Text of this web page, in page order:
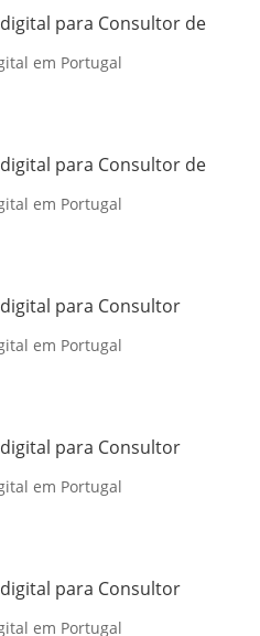
para Consultor de
em Portugal
para Consultor de
em Portugal
para Consultor
em Portugal
para Consultor
em Portugal
para Consultor
em Portugal